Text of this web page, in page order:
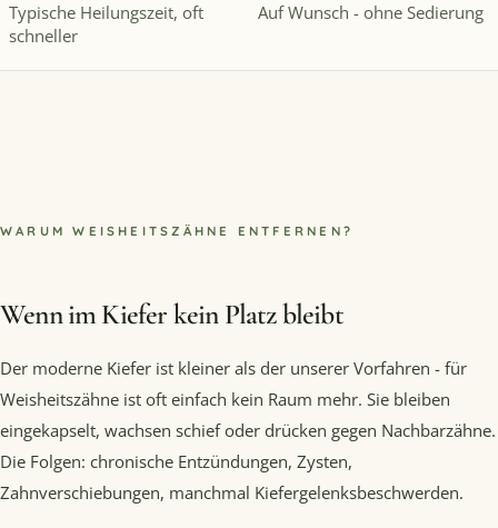
Typische Heilungszeit, oft
schneller
Auf Wunsch - ohne Sedierung
WARUM WEISHEITSZÄHNE ENTFERNEN?
Wenn im Kiefer kein Platz bleibt
Der moderne Kiefer ist kleiner als der unserer Vorfahren - für
Weisheitszähne ist oft einfach kein Raum mehr. Sie bleiben
eingekapselt, wachsen schief oder drücken gegen Nachbarzähne.
Die Folgen: chronische Entzündungen, Zysten,
Zahnverschiebungen, manchmal Kiefergelenksbeschwerden.